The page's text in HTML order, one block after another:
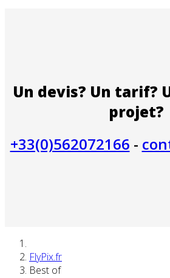
Un devis? Un tarif?
projet?
+33(0)562072166 -
FlyPix.fr
Best of